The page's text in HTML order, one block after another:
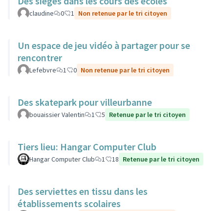
claudine 0 1 Non retenue par le tri citoyen
Un espace de jeu vidéo à partager pour se
rencontrer
Lefebvre 1 0 Non retenue par le tri citoyen
Des skatepark pour villeurbanne
bouaissier Valentin 1 5 Retenue par le tri citoyen
Tiers lieu: Hangar Computer Club
Hangar Computer Club 1 18 Retenue par le tri citoyen
Des serviettes en tissu dans les
établissements scolaires